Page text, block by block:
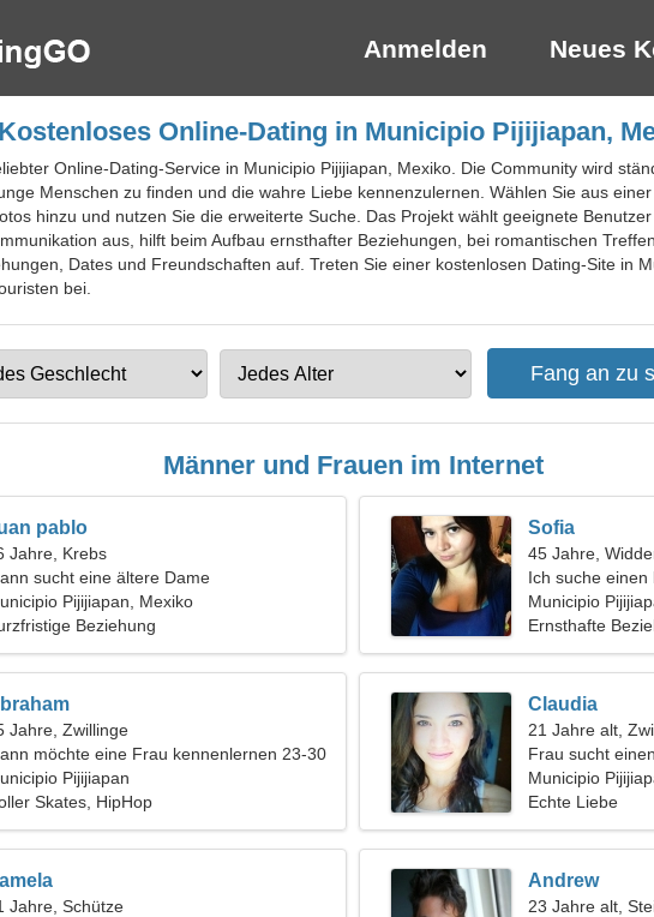
Anmelden Neues
Kostenloses Online-Dating in Municipio Pijijiapan,
Online-Dating-Service in Municipio Pijijiapan, Mexiko. Die Community wird
Menschen zu finden und die wahre Liebe kennenzulernen. Wählen Sie aus
hinzu und nutzen Sie die erweiterte Suche. Das Projekt wählt geeignete
aus, hilft beim Aufbau ernsthafter Beziehungen, bei romantischen
Dates und Freundschaften auf. Treten Sie einer kostenlosen Dating-Site in
bei.
Männer und Frauen im Internet
pablo
Jahre, Krebs
sucht eine ältere Dame
Pijijiapan, Mexiko
Beziehung
Sofia
45 Jahre,
Ich suche
gemeinsame
Municipio
Ernsthafte
Jahre, Zwillinge
möchte eine Frau kennenlernen 23-30
Pijijiapan
Skates, HipHop
Claudia
21 Jahre alt,
Frau sucht
Municipio
Echte Liebe
Jahre, Schütze
Andrew
23 Jahre alt,